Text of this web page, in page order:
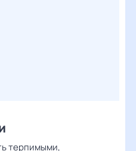
терпимыми,